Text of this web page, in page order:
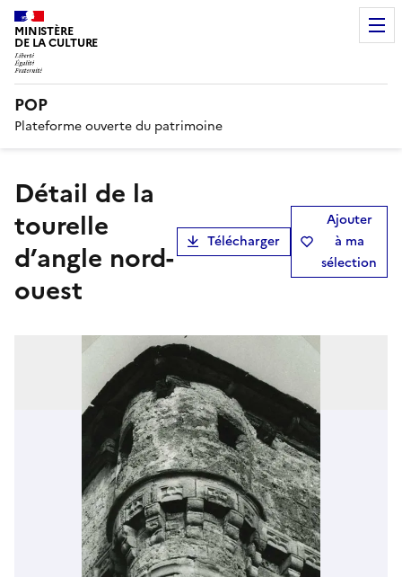
MINISTÈRE
DE LA CULTURE
POP
Plateforme ouverte du patrimoine
détail de la
tourelle
d’angle nord-
ouest
Télécharger
Ajouter
à ma
sélection